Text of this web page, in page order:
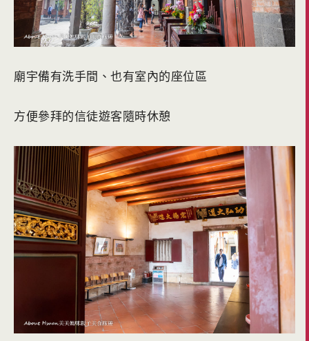
廟宇備有洗手間、也有室內的座位區
方便參拜的信徒遊客隨時休憩